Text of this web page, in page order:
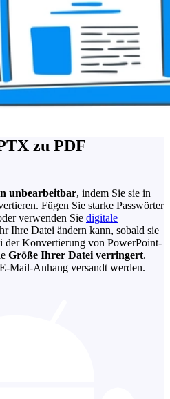
zu PDF
unbearbeitbar, indem Sie sie in
Fügen Sie starke Passwörter
verwenden Sie digitale
Ihre Datei ändern kann, sobald sie
der Konvertierung von PowerPoint-
Größe Ihrer Datei verringert.
Mail-Anhang versandt werden.